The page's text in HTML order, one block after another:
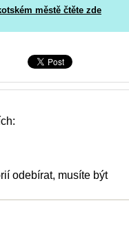
městě čtěte zde
odebírat, musíte být